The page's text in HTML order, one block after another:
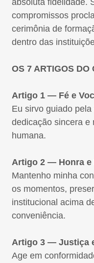
compromissos
cerimônia de
dentro das
OS 7 ARTIGOS DO
Artigo 1 — Fé e
Eu sirvo guiado
dedicação sincera e
humana.
Artigo 2 — Honra e
Mantenho minha
os momentos,
institucional acima
conveniência.
Artigo 3 — Justiça
Age em